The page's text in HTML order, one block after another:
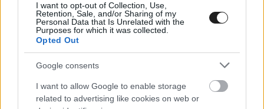
I want to opt-out of Collection, Use,
Retention, Sale, and/or Sharing of my
Personal Data that Is Unrelated with the
Purposes for which it was collected.
Opted Out
Google consents
I want to allow Google to enable storage
related to advertising like cookies on web or
nyári szünet óta ne lett volna a 7. helynél és 21
pontnál többre hivatott. Pérez ugyanis ennél
többre nem volt képes vele, azaz kevesebb
pontot gyűjtött ebben az időszakban, mint
Pierre Gasly az Alpine-nal, és csak kettővel
többet, mint Nico Hülkenberg a Haasszal.